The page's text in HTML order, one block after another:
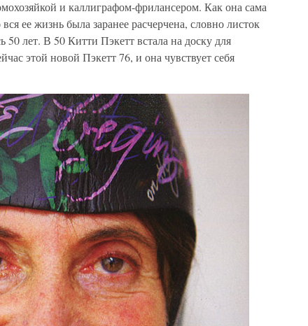
и каллиграфом-фрилансером. Как она сама
ее жизнь была заранее расчерчена, словно листок
лет. В 50 Китти Пэкетт встала на доску для
этой новой Пэкетт 76, и она чувствует себя